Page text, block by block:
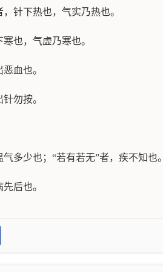
针下热也，气实乃热也。
也，气虚乃寒也。
血也。
勿按。
多少也；“若有若无”者，疾不知也。
后也。